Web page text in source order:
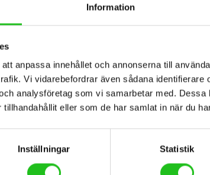
Information
anpassa innehållet och annonserna till
Vi vidarebefordrar även sådana identifierare
analysföretag som vi samarbetar med.
eller som de har samlat in när du
Inställningar Statistik
som kombinerar modern design, teknisk innovation
exakt prestanda, oavsett terräng.
och komfort för långa och njutbara cykelturer.
med sin stilrena och sofistikerade design.
nya äventyr och bättre prestation. Upplev en åktur
Spaniens största cykeltillverkare. Orbea utvecklar